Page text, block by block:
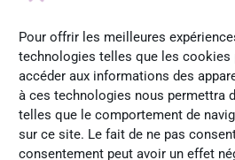
Pour offrir les meilleures
technologies telles que les
accéder aux informations des
à ces technologies nous permettra
telles que le comportement de
sur ce site. Le fait de ne pas
consentement peut avoir un effet
Réception
lundi-mardi-jeudi : 09h00-
vendredi : 09h00-